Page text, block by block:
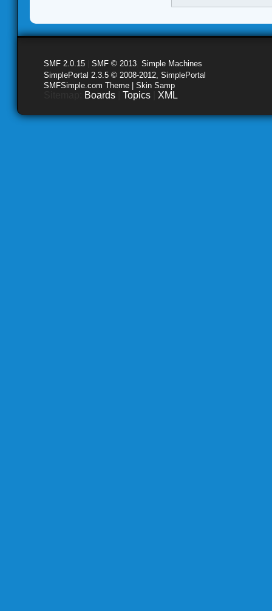
SMF 2.0.15 SMF © 2013 Simple Machines
SimplePortal 2.3.5 © 2008-2012, SimplePortal
SMFSimple.com Theme | Skin Samp
Boards Topics XML